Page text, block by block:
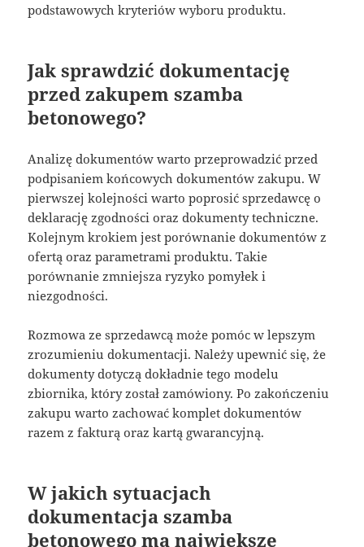
podstawowych kryteriów wyboru produktu.
Jak sprawdzić dokumentację
przed zakupem szamba
betonowego?
Analizę dokumentów warto przeprowadzić przed
podpisaniem końcowych dokumentów zakupu. W
pierwszej kolejności warto poprosić sprzedawcę o
deklarację zgodności oraz dokumenty techniczne.
Kolejnym krokiem jest porównanie dokumentów z
ofertą oraz parametrami produktu. Takie
porównanie zmniejsza ryzyko pomyłek i
niezgodności.
Rozmowa ze sprzedawcą może pomóc w lepszym
zrozumieniu dokumentacji. Należy upewnić się, że
dokumenty dotyczą dokładnie tego modelu
zbiornika, który został zamówiony. Po zakończeniu
zakupu warto zachować komplet dokumentów
razem z fakturą oraz kartą gwarancyjną.
W jakich sytuacjach
dokumentacja szamba
betonowego ma największe